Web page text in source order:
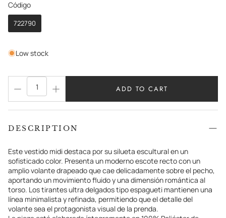
CódigoCódigo
722790
Low stock
ADD TO CART
DESCRIPTION
Este vestido midi destaca por su silueta escultural en un
sofisticado color. Presenta un moderno escote recto con un
amplio volante drapeado que cae delicadamente sobre el pecho,
aportando un movimiento fluido y una dimensión romántica al
torso. Los tirantes ultra delgados tipo espagueti mantienen una
línea minimalista y refinada, permitiendo que el detalle del
volante sea el protagonista visual de la prenda.